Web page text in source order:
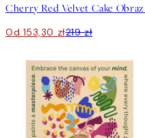
Od 153,30 zł219 zł